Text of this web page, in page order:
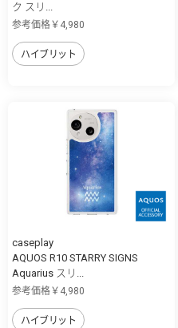
ク スリ...
参考価格￥4,980
ハイブリット
caseplay
AQUOS R10 STARRY SIGNS
Aquarius スリ...
参考価格￥4,980
ハイブリット